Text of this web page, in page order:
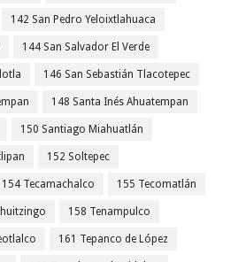
142 San Pedro Yeloixtlahuaca
144 San Salvador El Verde
146 San Sebastián Tlacotepec
148 Santa Inés Ahuatempan
150 Santiago Miahuatlán
152 Soltepec
154 Tecamachalco 155 Tecomatlán
158 Tenampulco
161 Tepanco de López